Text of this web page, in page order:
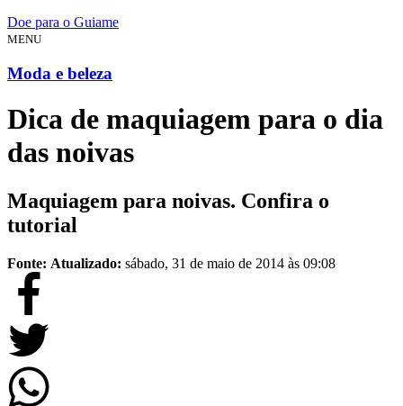
Doe para o Guiame
MENU
Moda e beleza
Dica de maquiagem para o dia
das noivas
Maquiagem para noivas. Confira o
tutorial
Fonte: Atualizado: sábado, 31 de maio de 2014 às 09:08